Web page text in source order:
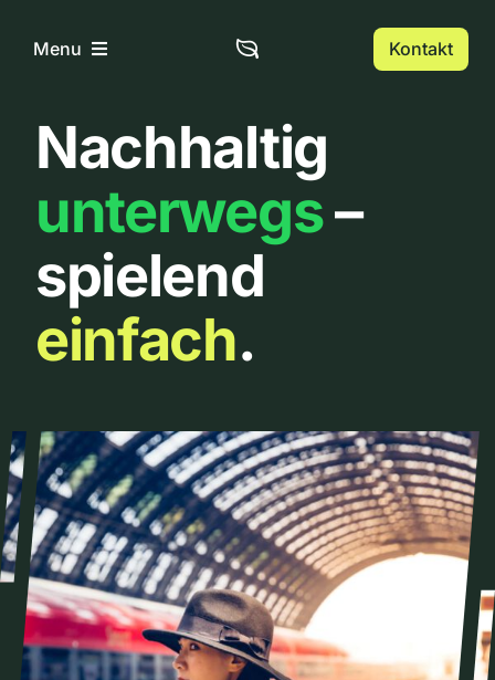
InhaltMenu
Home
Über uns
Urbanlist
Kontakt
Nachhaltig
unterwegs–
spielend
einfach.